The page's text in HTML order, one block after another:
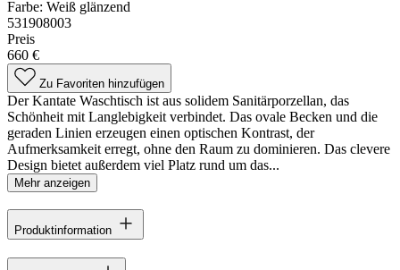
Farbe: Weiß glänzend
531908003
Preis
660 €
Zu Favoriten hinzufügen
Der Kantate Waschtisch ist aus solidem Sanitärporzellan, das
Schönheit mit Langlebigkeit verbindet. Das ovale Becken und die
geraden Linien erzeugen einen optischen Kontrast, der
Aufmerksamkeit erregt, ohne den Raum zu dominieren. Das clevere
Design bietet außerdem viel Platz rund um das...
Mehr anzeigen
Produktinformation